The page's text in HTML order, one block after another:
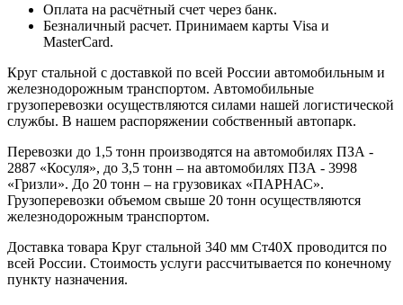
Оплата на расчётный счет через банк.
Безналичный расчет. Принимаем карты Visa и
MasterCard.
Круг стальной с доставкой по всей России автомобильным и
железнодорожным транспортом. Автомобильные
грузоперевозки осуществляются силами нашей логистической
службы. В нашем распоряжении собственный автопарк.
Перевозки до 1,5 тонн производятся на автомобилях ПЗА -
2887 «Косуля», до 3,5 тонн – на автомобилях ПЗА - 3998
«Гризли». До 20 тонн – на грузовиках «ПАРНАС».
Грузоперевозки объемом свыше 20 тонн осуществляются
железнодорожным транспортом.
Доставка товара Круг стальной 340 мм Ст40Х проводится по
всей России. Стоимость услуги рассчитывается по конечному
пункту назначения.